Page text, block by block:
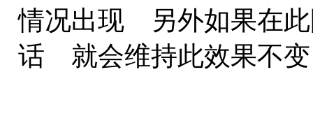
情况出现 另外如果在此
话 就会维持此效果不变